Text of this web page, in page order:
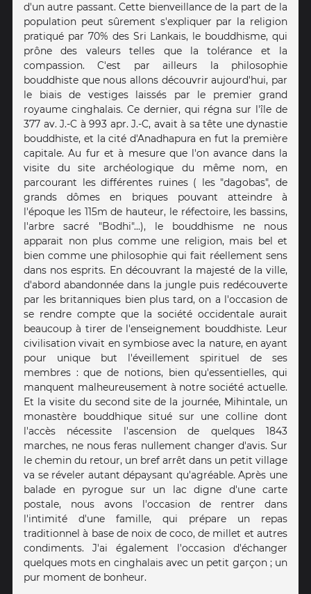
d'un autre passant. Cette bienveillance de la part de la
population peut sûrement s'expliquer par la religion
pratiqué par 70% des Sri Lankais, le bouddhisme, qui
prône des valeurs telles que la tolérance et la
compassion. C'est par ailleurs la philosophie
bouddhiste que nous allons découvrir aujourd'hui, par
le biais de vestiges laissés par le premier grand
royaume cinghalais. Ce dernier, qui régna sur l'île de
377 av. J.-C à 993 apr. J.-C, avait à sa tête une dynastie
bouddhiste, et la cité d'Anadhapura en fut la première
capitale. Au fur et à mesure que l'on avance dans la
visite du site archéologique du même nom, en
parcourant les différentes ruines ( les "dagobas", de
grands dômes en briques pouvant atteindre à
l'époque les 115m de hauteur, le réfectoire, les bassins,
l'arbre sacré "Bodhi"...), le bouddhisme ne nous
apparait non plus comme une religion, mais bel et
bien comme une philosophie qui fait réellement sens
dans nos esprits. En découvrant la majesté de la ville,
d'abord abandonnée dans la jungle puis redécouverte
par les britanniques bien plus tard, on a l'occasion de
se rendre compte que la société occidentale aurait
beaucoup à tirer de l'enseignement bouddhiste. Leur
civilisation vivait en symbiose avec la nature, en ayant
pour unique but l'éveillement spirituel de ses
membres : que de notions, bien qu'essentielles, qui
manquent malheureusement à notre société actuelle.
Et la visite du second site de la journée, Mihintale, un
monastère bouddhique situé sur une colline dont
l'accès nécessite l'ascension de quelques 1843
marches, ne nous feras nullement changer d'avis. Sur
le chemin du retour, un bref arrêt dans un petit village
va se réveler autant dépaysant qu'agréable. Après une
balade en pyrogue sur un lac digne d'une carte
postale, nous avons l'occasion de rentrer dans
l'intimité d'une famille, qui prépare un repas
traditionnel à base de noix de coco, de millet et autres
condiments. J'ai également l'occasion d'échanger
quelques mots en cinghalais avec un petit garçon ; un
pur moment de bonheur.